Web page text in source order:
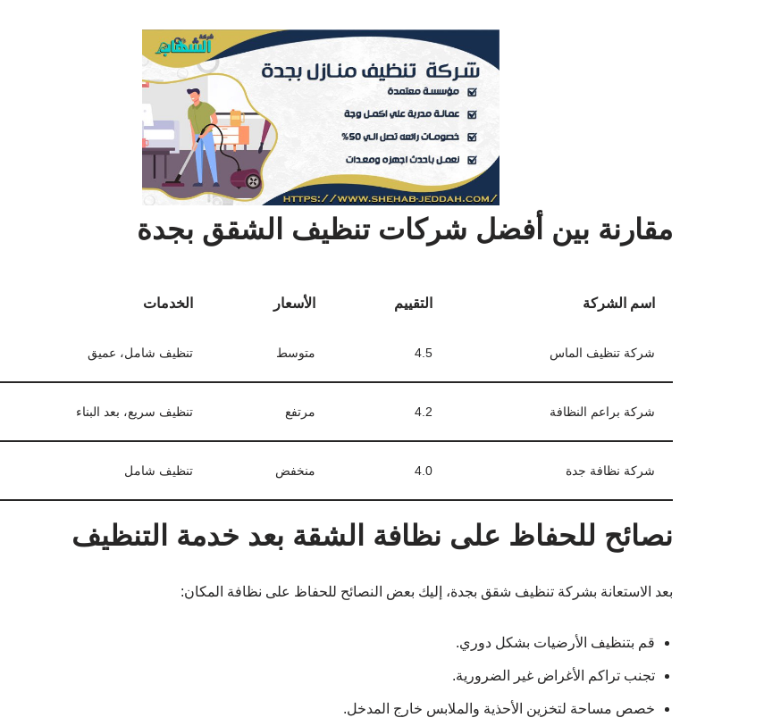
مقارنة بين أفضل شركات تنظيف الشقق بجدة
اسم الشركة التقييم الأسعار الخدمات
شركة تنظيف الماس 4.5 متوسط تنظيف شامل، عميق
شركة براعم النظافة 4.2 مرتفع تنظيف سريع، بعد البناء
شركة نظافة جدة 4.0 منخفض تنظيف شامل
نصائح للحفاظ على نظافة الشقة بعد خدمة التنظيف
بعد الاستعانة بشركة تنظيف شقق بجدة، إليك بعض النصائح للحفاظ على نظافة المكان:
قم بتنظيف الأرضيات بشكل دوري.
تجنب تراكم الأغراض غير الضرورية.
خصص مساحة لتخزين الأحذية والملابس خارج المدخل.